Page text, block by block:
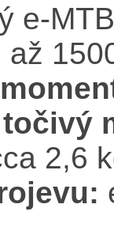
e-
až
2,6